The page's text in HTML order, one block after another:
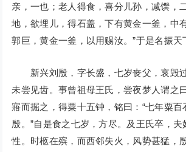
亲，一也；老人得食，喜分儿孙，减馔，
地，欲埋儿，得石盖，下有黄金一釜，中
郭巨，黄金一釜，以用赐汝。”于是名振天
新兴刘殷，字长盛，七岁丧父，哀毁过
未尝见齿。事曾祖母王氏，尝夜梦人谓之
寤而掘之，得粟十五钟，铭曰：“七年粟百
殷。”自是食之七岁，方尽。及王氏卒，
性。时柩在殡，而西邻失火，风势甚猛，